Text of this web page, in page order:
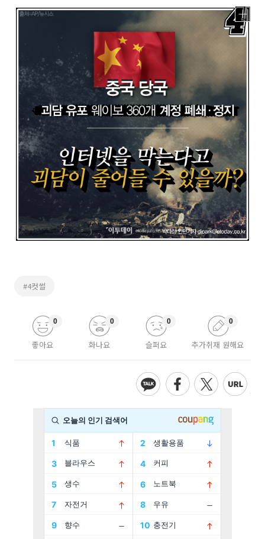
#4컷썰
좋아요
0
화나요
0
슬퍼요
0
추가취재 원해요
0